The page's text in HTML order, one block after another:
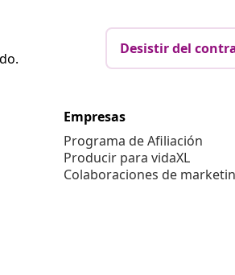
Desistir del
Empresas
Programa de Afiliación
Producir para vidaXL
Colaboraciones de